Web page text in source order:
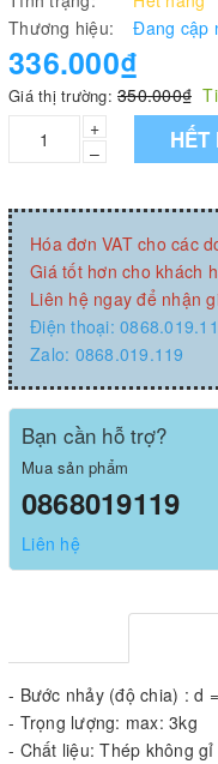
Thương hiệu:
Đang cập
336.000₫
Giá thị trường: 350.000₫
+
–
HẾT
Hóa đơn VAT cho các
Giá tốt hơn cho khách
Liên hệ ngay để nhận
Điện thoại:
Zalo: 0868.019.119
Bạn cần hỗ trợ?
Mua sản phẩm
0868019119
Liên hệ
- Bước nhảy (độ chia) : d
- Trọng lượng: max: 3kg
- Chất liệu: Thép không gỉ